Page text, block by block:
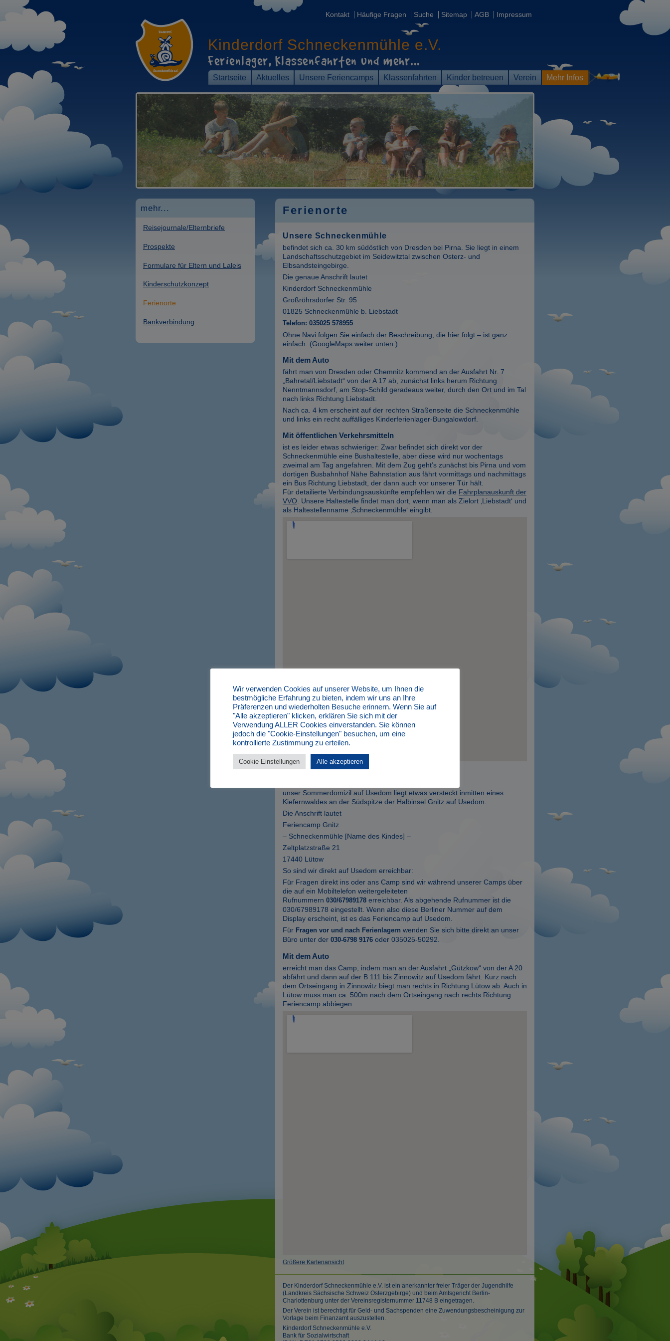
Kinderdorf Schneckenmühle e.V.
Ferienlager, Klassenfahrten und mehr...
Startseite Aktuelles Unsere Feriencamps Klassenfahrten Kinder betreuen Verein Mehr Infos
Kontakt Häufige Fragen Suche Sitemap AGB Impressum
mehr...
Reisejournale/Elternbriefe
Prospekte
Formulare für Eltern und Laleis
Kinderschutzkonzept
Ferienorte
Bankverbindung
Ferienorte
Unsere Schneckenmühle
befindet sich ca. 30 km südöstlich von Dresden bei Pirna. Sie liegt in einem
Landschaftsschutzgebiet im Seidewitztal zwischen Osterz- und
Elbsandsteingebirge.
Die genaue Anschrift lautet
Kinderdorf Schneckenmühle
Großröhrsdorfer Str. 95
01825 Schneckenmühle b. Liebstadt
Telefon: 035025 578955
Ohne Navi folgen Sie einfach der Beschreibung, die hier folgt – ist ganz
einfach. (GoogleMaps weiter unten.)
Mit dem Auto
fährt man von Dresden oder Chemnitz kommend an der Ausfahrt Nr. 7
„Bahretal/Liebstadt“ von der A 17 ab, zunächst links herum Richtung
Nenntmannsdorf, am Stop-Schild geradeaus weiter, durch den Ort und im Tal
nach links Richtung Liebstadt.
Nach ca. 4 km erscheint auf der rechten Straßenseite die Schneckenmühle
und links ein recht auffälliges Kinderferienlager-Bungalowdorf.
Mit öffentlichen Verkehrsmitteln
ist es leider etwas schwieriger: Zwar befindet sich direkt vor der
Schneckenmühle eine Bushaltestelle, aber diese wird nur wochentags
zweimal am Tag angefahren. Mit dem Zug geht’s zunächst bis Pirna und vom
dortigen Busbahnhof Nähe Bahnstation aus fährt vormittags und nachmittags
ein Bus Richtung Liebstadt, der dann auch vor unserer Tür hält.
Für detailierte Verbindungsauskünfte empfehlen wir die Fahrplanauskunft der
VVO . Unsere Haltestelle findet man dort, wenn man als Zielort ‚Liebstadt‘ und
als Haltestellenname ‚Schneckenmühle‘ eingibt.
Größere Kartenansicht
unser Sommerdomizil auf Usedom liegt etwas versteckt inmitten eines
Kiefernwaldes an der Südspitze der Halbinsel Gnitz auf Usedom.
Die Anschrift lautet
Feriencamp Gnitz
– Schneckenmühle [Name des Kindes] –
Zeltplatzstraße 21
17440 Lütow
So sind wir direkt auf Usedom erreichbar:
Für Fragen direkt ins oder ans Camp sind wir während unserer Camps über
die auf ein Mobiltelefon weitergeleiteten
Rufnummern 030/67989178 erreichbar. Als abgehende Rufnummer ist die
030/67989178 eingestellt. Wenn also diese Berliner Nummer auf dem
Display erscheint, ist es das Feriencamp auf Usedom.
Für Fragen vor und nach Ferienlagern wenden Sie sich bitte direkt an unser
Büro unter der 030-6798 9176 oder 035025-50292.
Mit dem Auto
erreicht man das Camp, indem man an der Ausfahrt „Gützkow“ von der A 20
abfährt und dann auf der B 111 bis Zinnowitz auf Usedom fährt. Kurz nach
dem Ortseingang in Zinnowitz biegt man rechts in Richtung Lütow ab. Auch in
Lütow muss man ca. 500m nach dem Ortseingang nach rechts Richtung
Feriencamp abbiegen.
Größere Kartenansicht
Der Kinderdorf Schneckenmühle e.V. ist ein anerkannter freier Träger der Jugendhilfe
(Landkreis Sächsische Schweiz Osterzgebirge) und beim Amtsgericht Berlin-
Charlottenburg unter der Vereinsregisternummer 11748 B eingetragen.
Der Verein ist berechtigt für Geld- und Sachspenden eine Zuwendungsbescheinigung zur
Vorlage beim Finanzamt auszustellen.
Kinderdorf Schneckenmühle e.V.
Bank für Sozialwirtschaft
Wir verwenden Cookies auf unserer Website, um Ihnen die
bestmögliche Erfahrung zu bieten, indem wir uns an Ihre
Präferenzen und wiederholten Besuche erinnern. Wenn Sie auf
"Alle akzeptieren" klicken, erklären Sie sich mit der
Verwendung ALLER Cookies einverstanden. Sie können
jedoch die "Cookie-Einstellungen" besuchen, um eine
kontrollierte Zustimmung zu erteilen.
Cookie Einstellungen Alle akzeptieren